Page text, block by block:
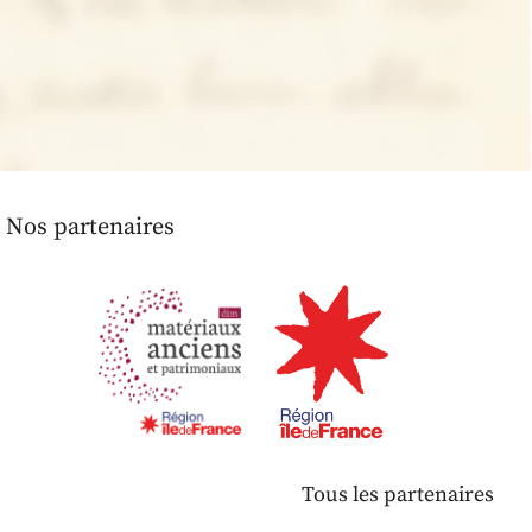
Nos partenaires
Tous les partenaires